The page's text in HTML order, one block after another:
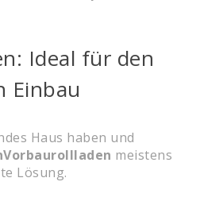
Ideal für den
Einbau
Haus haben und
Vorbaurollladen meistens
Lösung.